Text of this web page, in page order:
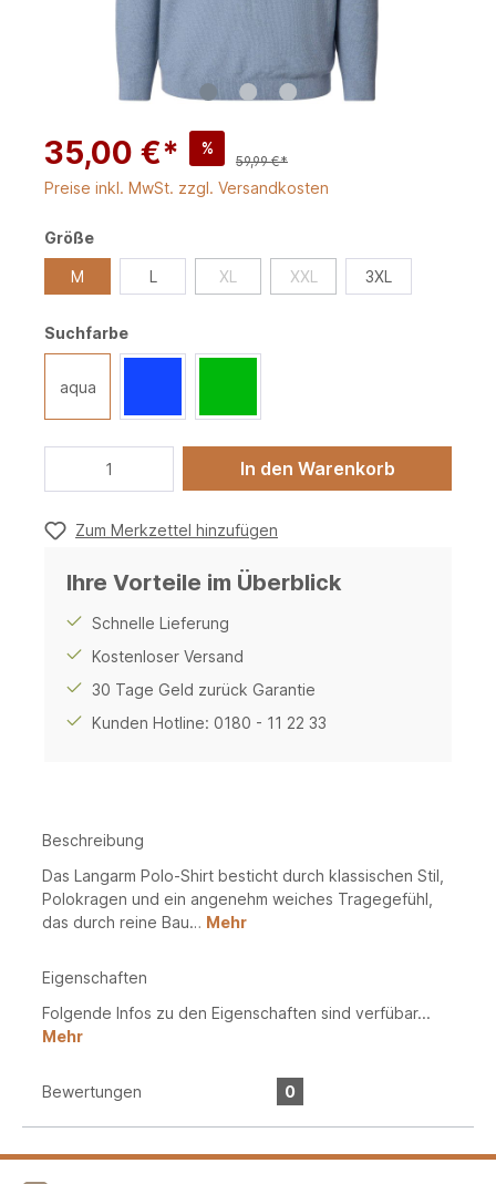
35,00 €* %
59,99 €*
Preise inkl. MwSt. zzgl. Versandkosten
Größe
M L XL XXL 3XL
Suchfarbe
aqua
In den Warenkorb
Zum Merkzettel hinzufügen
Ihre Vorteile im Überblick
Schnelle Lieferung
Kostenloser Versand
30 Tage Geld zurück Garantie
Kunden Hotline: 0180 - 11 22 33
Beschreibung
Das Langarm Polo-Shirt besticht durch klassischen Stil,
Polokragen und ein angenehm weiches Tragegefühl,
das durch reine Bau… Mehr
Eigenschaften
Folgende Infos zu den Eigenschaften sind verfübar...
Mehr
Bewertungen 0